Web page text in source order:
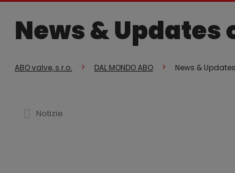
News & Updates
ABO valve, s.r.o. DAL MONDO ABO News &
Notizie